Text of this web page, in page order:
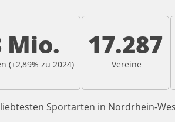
Mio.
(+2,89% zu 2024)
17.287
Vereine
Sportarten in Nordrhein-